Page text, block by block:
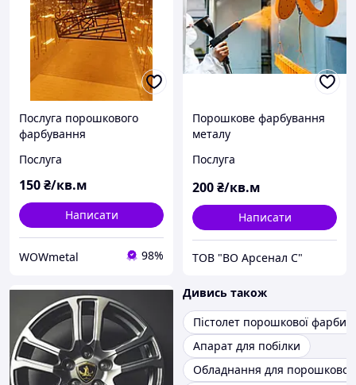
Послуга порошкового
фарбування
Послуга
150₴/кв.м
Написати
WOWmetal 98%
Порошкове фарбування
металу
Послуга
200₴/кв.м
Написати
ТОВ "ВО Арсенал С"
Дивись також
Пістолет порошкової фарби
Апарат для побілки
Обладнання для